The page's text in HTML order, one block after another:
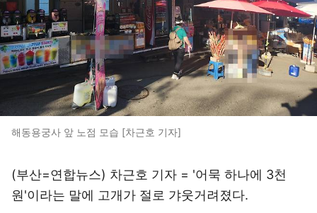
해동용궁사 앞 노점 모습 [차근호 기자]
(부산=연합뉴스) 차근호 기자 = '어묵 하나에 3천
원'이라는 말에 고개가 절로 갸웃거려졌다.